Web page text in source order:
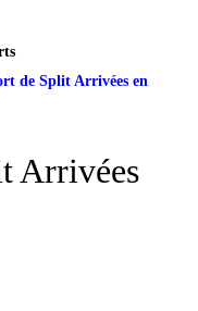
de Split Arrivées en
Arrivées